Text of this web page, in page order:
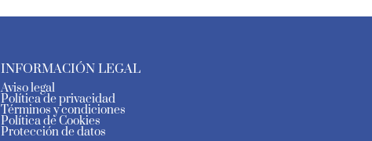
INFORMACIÓN LEGAL
Aviso legal
Política de privacidad
Términos y condiciones
Política de Cookies
Protección de datos